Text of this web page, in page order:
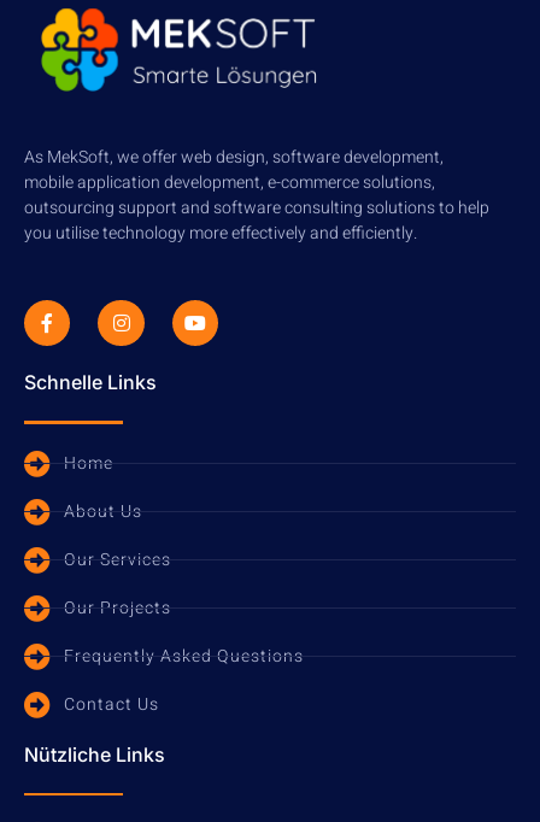
As MekSoft, we offer web design, software development,
mobile application development, e-commerce solutions,
outsourcing support and software consulting solutions to help
you utilise technology more effectively and efficiently.
Schnelle Links
Home
About Us
Our Services
Our Projects
Frequently Asked Questions
Contact Us
Nützliche Links